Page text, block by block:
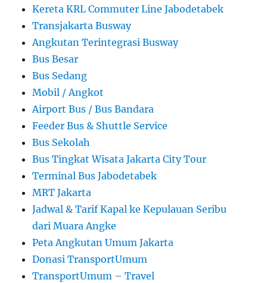
Kereta KRL Commuter Line Jabodetabek
Transjakarta Busway
Angkutan Terintegrasi Busway
Bus Besar
Bus Sedang
Mobil / Angkot
Airport Bus / Bus Bandara
Feeder Bus & Shuttle Service
Bus Sekolah
Bus Tingkat Wisata Jakarta City Tour
Terminal Bus Jabodetabek
MRT Jakarta
Jadwal & Tarif Kapal ke Kepulauan Seribu
dari Muara Angke
Peta Angkutan Umum Jakarta
Donasi TransportUmum
TransportUmum – Travel